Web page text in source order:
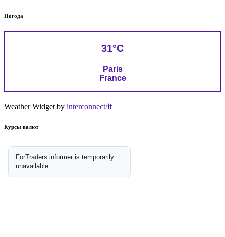
Погода
31°C
Paris
France
Weather Widget by interconnect/it
Курсы валют